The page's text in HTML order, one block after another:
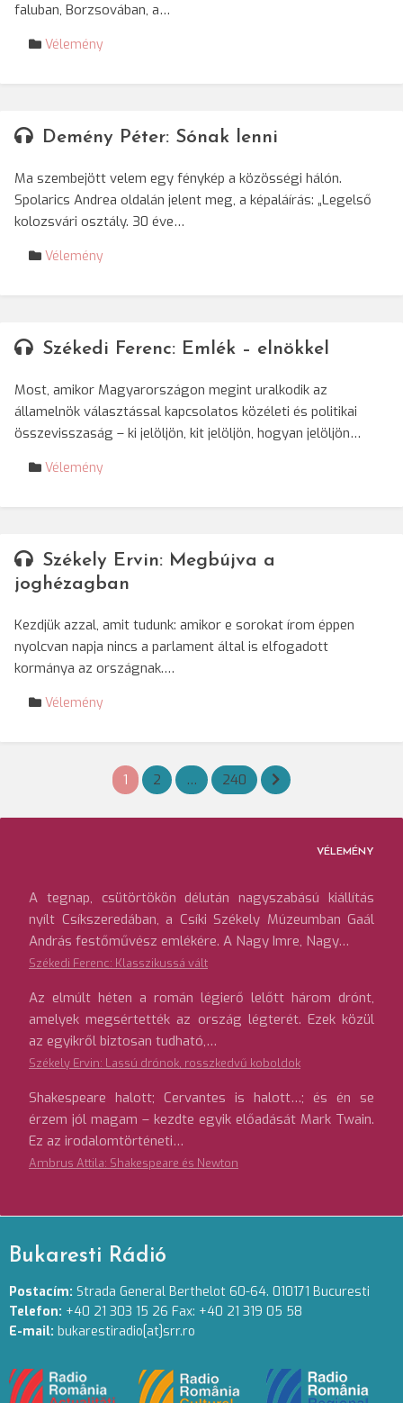
faluban, Borzsovában, a…
Vélemény
Demény Péter: Sónak lenni
Ma szembejött velem egy fénykép a közösségi hálón.
Spolarics Andrea oldalán jelent meg, a képaláírás: „Legelső
kolozsvári osztály. 30 éve…
Vélemény
Székedi Ferenc: Emlék – elnökkel
Most, amikor Magyarországon megint uralkodik az
államelnök választással kapcsolatos közéleti és politikai
összevisszaság – ki jelöljön, kit jelöljön, hogyan jelöljön…
Vélemény
Székely Ervin: Megbújva a
joghézagban
Kezdjük azzal, amit tudunk: amikor e sorokat írom éppen
nyolcvan napja nincs a parlament által is elfogadott
kormánya az országnak.…
Vélemény
Bejegyzések
lapozása
1 2 … 240
VÉLEMÉNY
A tegnap, csütörtökön délután nagyszabású kiállítás
nyílt Csíkszeredában, a Csíki Székely Múzeumban Gaál
András festőművész emlékére. A Nagy Imre, Nagy…
Székedi Ferenc: Klasszikussá vált
Az elmúlt héten a román légierő lelőtt három drónt,
amelyek megsértették az ország légterét. Ezek közül
az egyikről biztosan tudható,…
Székely Ervin: Lassú drónok, rosszkedvű koboldok
Shakespeare halott; Cervantes is halott…; és én se
érzem jól magam – kezdte egyik előadását Mark Twain.
Ez az irodalomtörténeti…
Ambrus Attila: Shakespeare és Newton
Bukaresti Rádió
Postacím: Strada General Berthelot 60-64. 010171 Bucuresti
Telefon: +40 21 303 15 26 Fax: +40 21 319 05 58
E-mail: bukarestiradio[at]srr.ro